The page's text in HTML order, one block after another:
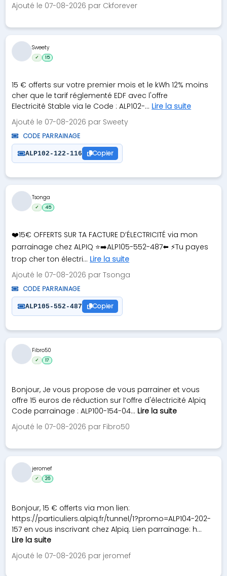
Ajouté le 07-08-2026 par Ckforever
15 € offerts sur votre premier mois et le kWh 12% moins
cher que le tarif réglementé EDF avec l'offre
Electricité Stable via le Code : ALP102-... Lire la suite
Ajouté le 07-08-2026 par Sweety
CODE PARRAINAGE
ALP102-122-116 Copier
Sweety
✓ 15
❤️15€ OFFERTS SUR TA FACTURE D’ÉLECTRICITÉ via mon
parrainage chez ALPIQ ⭐➡️ALP105-552-487⬅️ ⚡Tu payes
trop cher ton électri... Lire la suite
Ajouté le 07-08-2026 par Tsonga
CODE PARRAINAGE
ALP105-552-487 Copier
Tsonga
✓ 45
Bonjour, Je vous propose de vous parrainer et vous
offre 15 euros de réduction sur l’offre d'électricité Alpiq
Code parrainage : ALP100-154-04... Lire la suite
Ajouté le 07-08-2026 par Fibro50
Fibro50
✓ 17
Bonjour, 15 € offerts via mon lien:
https://particuliers.alpiq.fr/tunnel/1?promo=ALP104-202-
157 en vous inscrivant chez Alpiq. Lien parrainage: h...
Lire la suite
Ajouté le 07-08-2026 par jeromef
jeromef
✓ 26